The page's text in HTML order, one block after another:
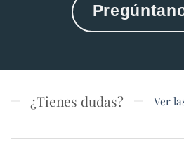
¿Tienes dudas? Ver